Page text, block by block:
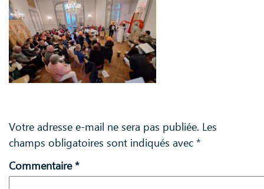
Votre adresse e-mail ne sera pas publiée. Les
champs obligatoires sont indiqués avec *
Commentaire*